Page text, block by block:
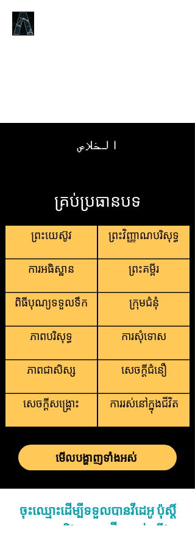
الخلاص
គ្រប់ប្រធានបទ
ព្រះយេស៊ូវ
ការអធិស្ឋាន
ពិធីបុណ្យទទួលទឹក
ភាពបរិសុទ្ធ
ភាពជាសិស្ស
សេចក្តីសង្រ្គោះ
ព្រះវិញ្ញាណបរិសុទ្ធ
ព្រះគម្ពីរ
ក្រុមជំនុំ
ការសុំទោស
សេចក្តីជំនឿ
ការរស់នៅក្នុងជីវិត
មើលបង្ហាញទាំងអស់
ចុះឈ្មោះដើម្បីទទួលបានវីដេអូ ប៉ុស្តិ៍
បោះពុម្ព និងអត្ថបទថ្មីៗរបស់យើង